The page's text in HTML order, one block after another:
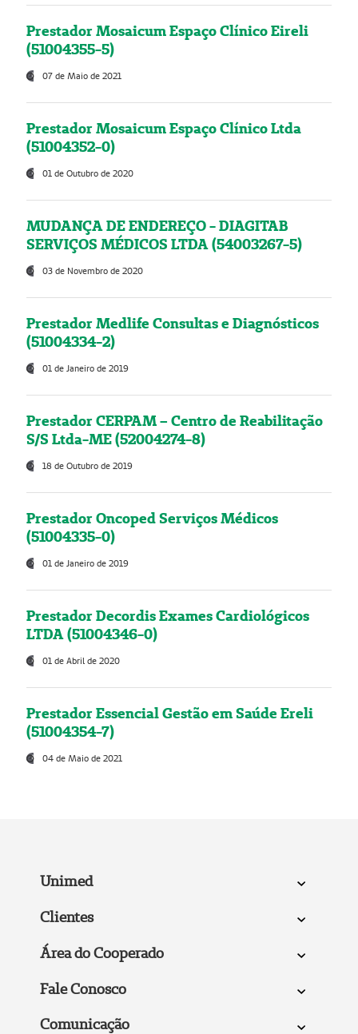
Prestador Mosaicum Espaço Clínico Eireli
(51004355-5)
07 de Maio de 2021
Prestador Mosaicum Espaço Clínico Ltda
(51004352-0)
01 de Outubro de 2020
MUDANÇA DE ENDEREÇO - DIAGITAB
SERVIÇOS MÉDICOS LTDA (54003267-5)
03 de Novembro de 2020
Prestador Medlife Consultas e Diagnósticos
(51004334-2)
01 de Janeiro de 2019
Prestador CERPAM – Centro de Reabilitação
S/S Ltda-ME (52004274-8)
18 de Outubro de 2019
Prestador Oncoped Serviços Médicos
(51004335-0)
01 de Janeiro de 2019
Prestador Decordis Exames Cardiológicos
LTDA (51004346-0)
01 de Abril de 2020
Prestador Essencial Gestão em Saúde Ereli
(51004354-7)
04 de Maio de 2021
Unimed
Clientes
Área do Cooperado
Fale Conosco
Comunicação